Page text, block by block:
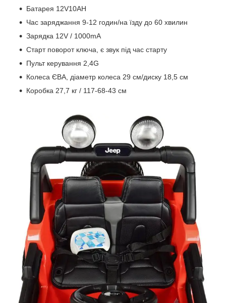
Батарея 12V10AH
Час заряджання 9-12 годин/на їзду до 60 хвилин
Зарядка 12V / 1000mA
Старт поворот ключа, є звук під час старту
Пульт керування 2,4G
Колеса ЄВА, діаметр колеса 29 см/диску 18,5 см
Коробка 27,7 кг / 117-68-43 см